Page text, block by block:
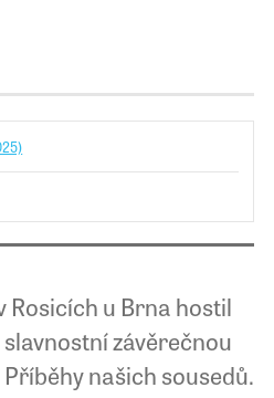
Rosicích u Brna hostil
závěrečnou
našich sousedů.